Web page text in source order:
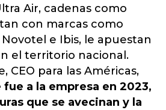
Air, cadenas como
con marcas como
e Ibis, le apuestan
el territorio nacional.
CEO para las Américas,
a la empresa en 2023,
que se avecinan y la